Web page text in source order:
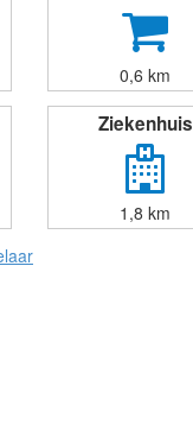
0,6 km
Ziekenhuis
1,8 km